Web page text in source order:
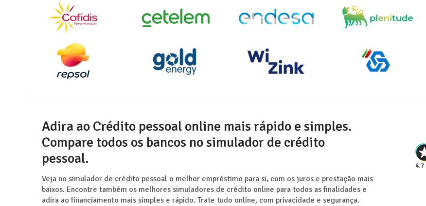
Adira ao Crédito pessoal online mais rápido e simples.
Compare todos os bancos no simulador de crédito
pessoal.
Veja no simulador de crédito pessoal o melhor empréstimo para si, com os juros e prestação mais
baixos. Encontre também os melhores simuladores de crédito online para todos as finalidades e
adira ao financiamento mais simples e rápido. Trate tudo online, com privacidade e segurança.
4.7